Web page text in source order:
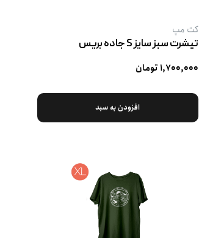
کت‌ مپ
تیشرت سبز سایز S جاده بریس
۱,۷۰۰,۰۰۰ تومان
افزودن به سبد